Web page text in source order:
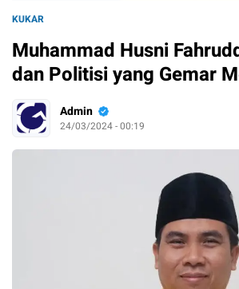
KUKAR
Muhammad Husni
dan Politisi yang Gemar
Admin
24/03/2024 - 00:19